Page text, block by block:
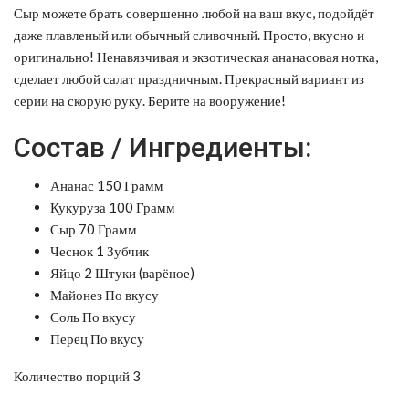
Сыр можете брать совершенно любой на ваш вкус, подойдёт
даже плавленый или обычный сливочный. Просто, вкусно и
оригинально! Ненавязчивая и экзотическая ананасовая нотка,
сделает любой салат праздничным. Прекрасный вариант из
серии на скорую руку. Берите на вооружение!
Состав / Ингредиенты:
Ананас 150 Грамм
Кукуруза 100 Грамм
Сыр 70 Грамм
Чеснок 1 Зубчик
Яйцо 2 Штуки (варёное)
Майонез По вкусу
Соль По вкусу
Перец По вкусу
Количество порций 3